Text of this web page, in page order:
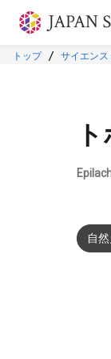
本文に飛ぶ
トップ サイエンス
自